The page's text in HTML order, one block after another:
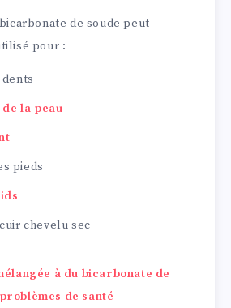
de soude peut
pour :
la peau
pieds
chevelu sec
à du bicarbonate de
de santé